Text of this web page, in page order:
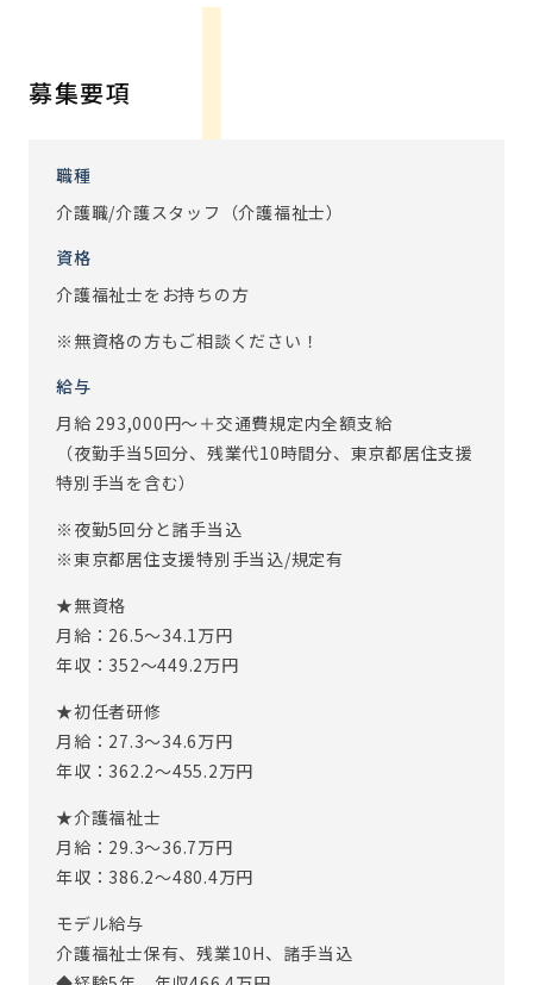
き出し、実現する取り組みとして｢夢を叶えるプロジェク
してお祝いをしたい」等、ご入居者それぞれの夢や希望が
いにも繋がります。
【IoT導入で業務効率UPしました】
取り入れています。無駄な業務を大幅に減らすことにより、
ご入居者とかかわる時間を増やすことに成功しています！
・EGAO link
スマホ1台で記録入力、コール、見守りのすべてが可能にな
るシステムです。
見守りセンサーでご入居者の覚醒・離床・心拍数の状況もモ
ニタリングできるため、
た。
ができるインカムシステムも導入をしております。
最新のシステムですが、難しいことはありません。
※従事すべき業務の変更：あり（変更範囲：会社の定める業
務）
※定年制度あり（定年65歳）
募集要項
職種
介護職/介護スタッフ（介護福祉士）
資格
介護福祉士をお持ちの方
※無資格の方もご相談ください！
給与
月給 293,000円～＋交通費規定内全額支給
（夜勤手当5回分、残業代10時間分、東京都居住支援
特別手当を含む）
※夜勤5回分と諸手当込
※東京都居住支援特別手当込/規定有
★無資格
月給：26.5〜34.1万円
年収：352〜449.2万円
★初任者研修
月給：27.3〜34.6万円
年収：362.2〜455.2万円
★介護福祉士
月給：29.3〜36.7万円
年収：386.2〜480.4万円
モデル給与
介護福祉士保有、残業10H、諸手当込